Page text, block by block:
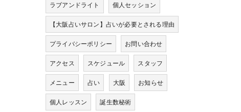
ラブアンドライト 個人セッション
【大阪占いサロン】占いが必要とされる理由
プライバシーポリシー お問い合わせ
アクセス スケジュール スタッフ
メニュー 占い 大阪 お知らせ
個人レッスン 誕生数秘術